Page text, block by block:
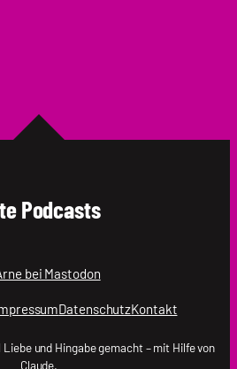
Podcasts
bei Mastodon
DatenschutzKontakt
und Hingabe gemacht – mit Hilfe von
Claude.